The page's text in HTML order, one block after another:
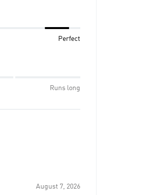
Perfect
Runs long
August 7, 2026